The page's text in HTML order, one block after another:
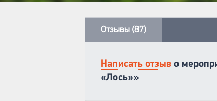
Отзывы (87)
Написать отзыв о
«Лось»»